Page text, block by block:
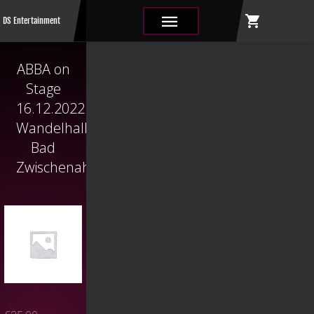
DS Entertainment ||| shopping_cart
ABBA on
Stage
16.12.2022
Wandelhalle
Bad
Zwischenahn